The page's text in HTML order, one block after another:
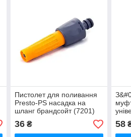
Пистолет для поливання
Presto-PS насадка на
шланг брандсойт (7201)
— ps-121
36₴
1/2-
ps-
58